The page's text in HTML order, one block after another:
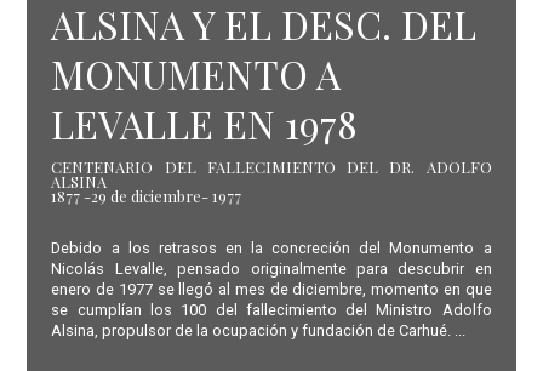
ALSINA Y EL DESC. DEL
MONUMENTO A
LEVALLE EN 1978
CENTENARIO DEL FALLECIMIENTO DEL DR. ADOLFO
ALSINA
1877 -29 de diciembre- 1977
Debido a los retrasos en la concreción del Monumento a
Nicolás Levalle, pensado originalmente para descubrir en
enero de 1977 se llegó al mes de diciembre, momento en que
se cumplían los 100 del fallecimiento del Ministro Adolfo
Alsina, propulsor de la ocupación y fundación de Carhué. ...